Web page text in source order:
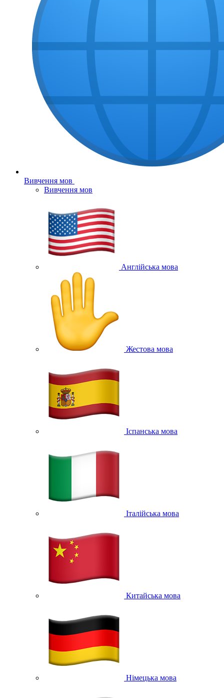
Вивчення мов
Вивчення мов
Англійська мова
Жестова мова
Іспанська мова
Італійська мова
Китайська мова
Німецька мова